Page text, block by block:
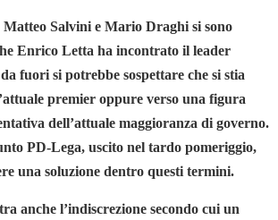
Matteo Salvini e Mario Draghi si sono
Enrico Letta ha incontrato il leader
fuori si potrebbe sospettare che si stia
premier oppure verso una figura
dell’attuale maggioranza di governo.
PD-Lega, uscito nel tardo pomeriggio,
una soluzione dentro questi termini.
anche l’indiscrezione secondo cui un